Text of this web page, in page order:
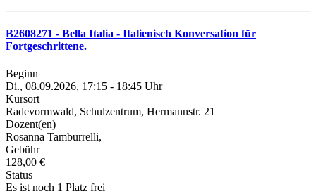
B2608271 - Bella Italia - Italienisch Konversation für
Fortgeschrittene.
Beginn
Di., 08.09.2026, 17:15 - 18:45 Uhr
Kursort
Radevormwald, Schulzentrum, Hermannstr. 21
Dozent(en)
Rosanna Tamburrelli,
Gebühr
128,00 €
Status
Es ist noch 1 Platz frei